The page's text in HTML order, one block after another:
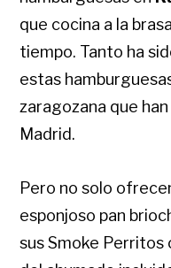
que cocina a la
tiempo. Tanto ha
estas
zaragozana que
Madrid.
Pero no solo
esponjoso pan
sus Smoke Perritos